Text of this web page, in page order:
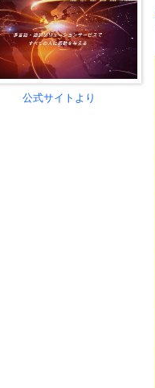
公式サイトより